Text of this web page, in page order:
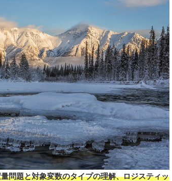
問題と対象変数のタイプの理解、ロジスティッ